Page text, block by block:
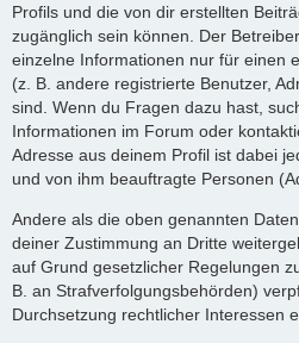
Profils und die von dir erstellten
zugänglich sein können. Der
einzelne Informationen nur für einen
(z. B. andere registrierte Benutzer,
sind. Wenn du Fragen dazu hast,
Informationen im Forum oder
Adresse aus deinem Profil ist dabei
und von ihm beauftragte Personen
Andere als die oben genannten
deiner Zustimmung an Dritte
auf Grund gesetzlicher Regelungen
B. an Strafverfolgungsbehörden)
Durchsetzung rechtlicher Interessen